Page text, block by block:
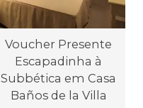
Voucher Presente
Escapadinha à
Subbética em Casa
Baños de la Villa